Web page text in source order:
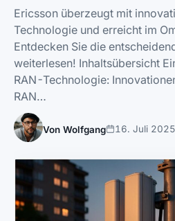
Ericsson überzeugt mit
Technologie und erreicht im
Entdecken Sie die
weiterlesen! Inhaltsübersicht
RAN-Technologie:
RAN…
Von Wolfgang 16. Juli 2025